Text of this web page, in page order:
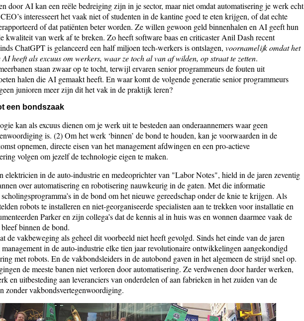
door AI kan een reële bedreiging zijn in je sector, maar niet omdat automatisering je werk echt
interesseert het vaak niet of studenten in de kantine goed te eten krijgen, of dat echte
of dat patiënten beter worden. Ze willen gewoon geld binnenhalen en AI geeft hun
kwaliteit van werk af te breken. Zo heeft software baas en criticaster Anil Dash recent
ChatGPT is gelanceerd een half miljoen tech-werkers is ontslagen, voornamelijk omdat het
AI heeft als excuus om werkers, waar ze toch al van af wilden, op straat te zetten.
staan zwaar op te tocht, terwijl ervaren senior programmeurs de fouten uit
halen die AI gemaakt heeft. En waar komt de volgende generatie senior programmeurs
junioren meer zijn dit het vak in de praktijk leren?
een bondszaak
kan als excuus dienen om je werk uit te besteden aan onderaannemers waar geen
is. (2) Om het werk ‘binnen’ de bond te houden, kan je voorwaarden in de
opnemen, directe eisen van het management afdwingen en een pro-actieve
volgen om jezelf de technologie eigen te maken.
elektricien in de auto-industrie en medeoprichter van "Labor Notes", hield in de jaren zeventig
over automatisering en robotisering nauwkeurig in de gaten. Met die informatie
in de bond om het nieuwe gereedschap onder de knie te krijgen. Als
robots te installeren en niet-georganiseerde specialisten aan te trekken voor installatie en
Parker en zijn collega’s dat de kennis al in huis was en wonnen daarmee vaak de
binnen de bond.
de vakbeweging als geheel dit voorbeeld niet heeft gevolgd. Sinds het einde van de jaren
in de auto-industrie elke tien jaar revolutionaire ontwikkelingen aangekondigd
met robots. En de vakbondsleiders in de autobond gaven in het algemeen de strijd snel op.
de meeste banen niet verloren door automatisering. Ze verdwenen door harder werken,
en uitbesteding aan leveranciers van onderdelen of aan fabrieken in het zuiden van de
zonder vakbondsvertegenwoordiging.